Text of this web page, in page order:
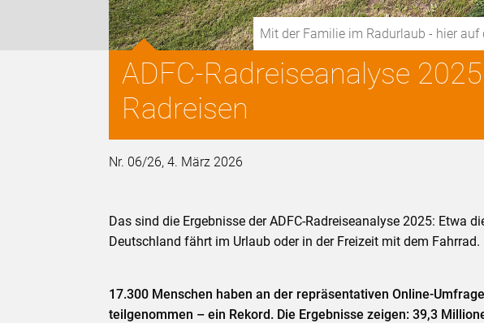
Mit der Familie im Radurlaub - hier auf
ADFC-Radreiseanalyse
Radreisen
Nr. 06/26, 4. März 2026
Das sind die Ergebnisse der ADFC-Radreiseanalyse 2025: Etwa
Deutschland fährt im Urlaub oder in der Freizeit mit dem Fahrrad.
17.300 Menschen haben an der repräsentativen Online-
teilgenommen – ein Rekord. Die Ergebnisse zeigen: 39,3